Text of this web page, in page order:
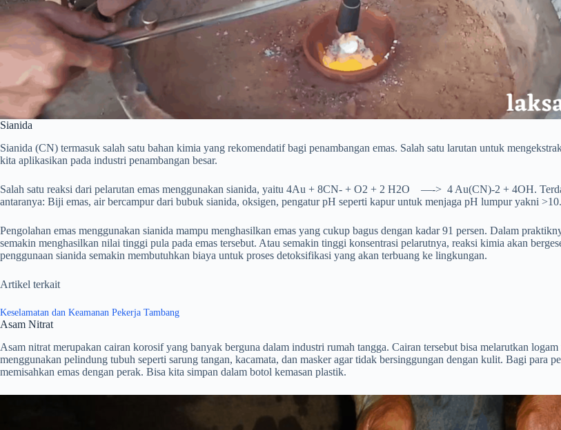
Sianida
Sianida (CN) termasuk salah satu bahan kimia yang rekomendatif bagi penambangan emas. Salah satu larutan untuk
kita aplikasikan pada industri penambangan besar.
Salah satu reaksi dari pelarutan emas menggunakan sianida, yaitu 4Au + 8CN- + O2 + 2 H2O —-> 4 Au(CN)-2 + 4OH.
antaranya: Biji emas, air bercampur dari bubuk sianida, oksigen, pengatur pH seperti kapur untuk menjaga pH lumpur yakni >10.
Pengolahan emas menggunakan sianida mampu menghasilkan emas yang cukup bagus dengan kadar 91 persen. Dalam
semakin menghasilkan nilai tinggi pula pada emas tersebut. Atau semakin tinggi konsentrasi pelarutnya, reaksi kimia akan
penggunaan sianida semakin membutuhkan biaya untuk proses detoksifikasi yang akan terbuang ke lingkungan.
Artikel terkait
Keselamatan dan Keamanan Pekerja Tambang
Asam Nitrat
Asam nitrat merupakan cairan korosif yang banyak berguna dalam industri rumah tangga. Cairan tersebut bisa melarutkan
menggunakan pelindung tubuh seperti sarung tangan, kacamata, dan masker agar tidak bersinggungan dengan kulit. Bagi para
memisahkan emas dengan perak. Bisa kita simpan dalam botol kemasan plastik.